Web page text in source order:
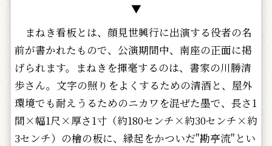
▼
まねき看板とは、顔見世興行に出演する役者の名
前が書かれたもので、公演期間中、南座の正面に掲
げられます。まねきを揮毫するのは、書家の川勝清
歩さん。文字の照りをよくするための清酒と、屋外
環境でも耐えうるためのニカワを混ぜた墨で、長さ1
間×幅1尺×厚さ1寸（約180センチ×約30センチ×約
3センチ）の檜の板に、縁起をかついだ"勘亭流"とい